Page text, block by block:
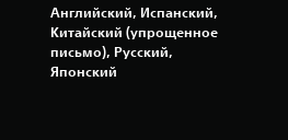
9
Английский, Испанский,
Китайский (упрощенное
письмо), Русский,
Японский